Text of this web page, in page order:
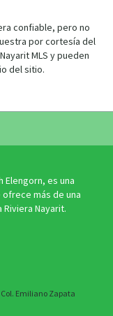
confiable, pero no
por cortesía del
MLS y pueden
del sitio.
Elengorn, es una
más de una
Nayarit.
Emiliano Zapata